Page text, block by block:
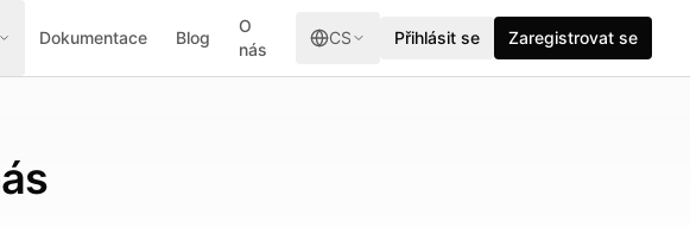
Dokumentace Blog
O
nás
CS Přihlásit se Zaregistrovat se